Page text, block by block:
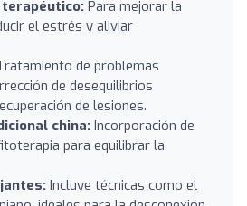
Para mejorar la
el estrés y aliviar
de problemas
de desequilibrios
de lesiones.
china: Incorporación de
para equilibrar la
Incluye técnicas como el